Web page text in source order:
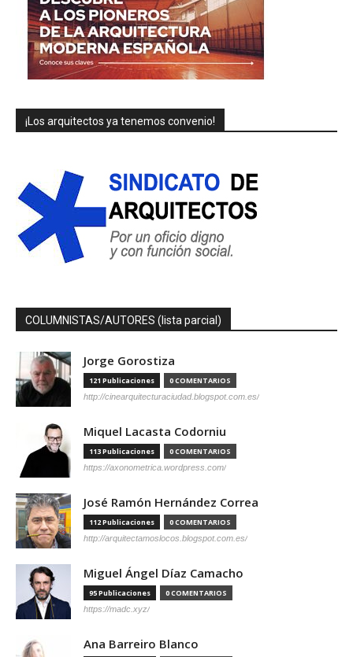
¡Los arquitectos ya tenemos convenio!
COLUMNISTAS/AUTORES (lista parcial)
Jorge Gorostiza
121 Publicaciones 0 COMENTARIOS
http://cinearquitecturaciudad.blogspot.com.es/
Miquel Lacasta Codorniu
113 Publicaciones 0 COMENTARIOS
https://axonometrica.wordpress.com/
José Ramón Hernández Correa
112 Publicaciones 0 COMENTARIOS
http://arquitectamoslocos.blogspot.com.es/
Miguel Ángel Díaz Camacho
95 Publicaciones 0 COMENTARIOS
https://madc.xyz/
Ana Barreiro Blanco